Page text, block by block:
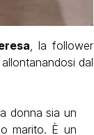
, la follower
dal
donna sia un
marito. È un